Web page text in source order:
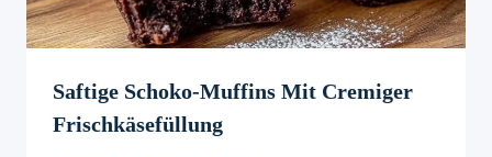
Saftige Schoko-Muffins Mit Cremiger
Frischkäsefüllung